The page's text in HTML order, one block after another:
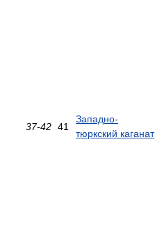
37-42 41
Западно-
тюркский каганат